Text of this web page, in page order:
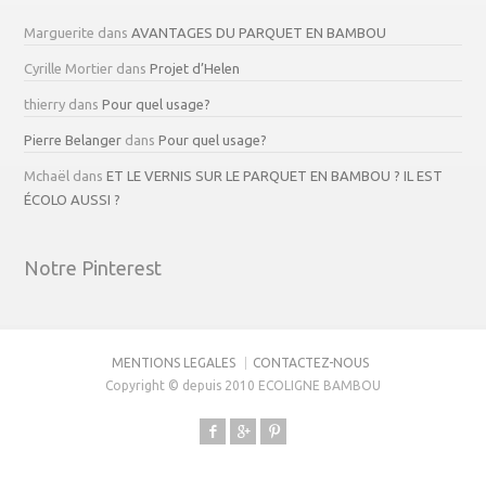
Marguerite dansAVANTAGES DU PARQUET EN BAMBOU
Cyrille Mortier dansProjet d’Helen
thierry dansPour quel usage?
Pierre Belanger dansPour quel usage?
Mchaël dansET LE VERNIS SUR LE PARQUET EN BAMBOU ? IL EST
ÉCOLO AUSSI ?
Notre Pinterest
MENTIONS LEGALES
CONTACTEZ-NOUS
Copyright © depuis 2010 ECOLIGNE BAMBOU